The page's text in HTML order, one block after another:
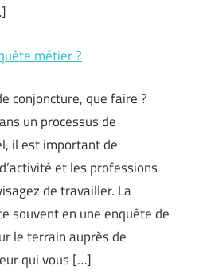
métier ?
conjoncture, que faire ?
un processus de
il est important de
et les professions
de travailler. La
souvent en une enquête de
le terrain auprès de
qui vous […]